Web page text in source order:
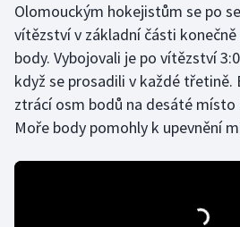
Olomouckým hokejistům se po
vítězství v základní části
body. Vybojovali je po vítězství
když se prosadili v každé třetině.
ztrácí osm bodů na desáté místo
Moře body pomohly k upevnění